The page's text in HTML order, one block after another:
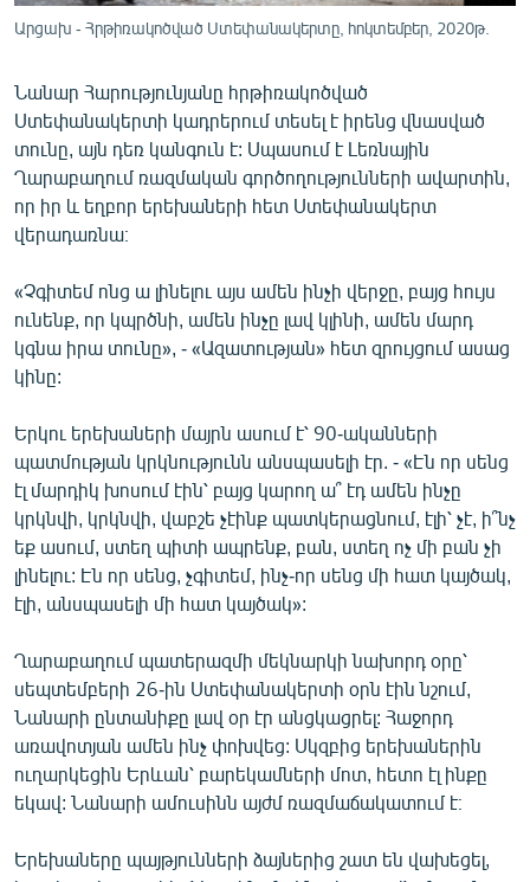
ՏԵՍԱՆՅՈՒԹԵՐ
ԲԱՆԱՎԵՃ
ՁԳՏԵԼՈՎ ԼԱՎԱԳՈՒՅՆԻՆ
ՓՈԴՔԱՍԹ
Հայերեն
English
Русский
ՀԵՏԵՎԵՔ ՄԵԶ
«Ազատության» բոլոր կայքերը
Արցախ - Հրթիռակոծված Ստեփանակերտը, հոկտեմբեր, 2020թ.
Նանար Հարությունյանը հրթիռակոծված
Ստեփանակերտի կադրերում տեսել է իրենց վնասված
տունը, այն դեռ կանգուն է: Սպասում է Լեռնային
Ղարաբաղում ռազմական գործողությունների ավարտին,
որ իր և եղբոր երեխաների հետ Ստեփանակերտ
վերադառնա։
«Չգիտեմ ոնց ա լինելու այս ամեն ինչի վերջը, բայց հույս
ունենք, որ կպրծնի, ամեն ինչը լավ կլինի, ամեն մարդ
կգնա իրա տունը», - «Ազատության» հետ զրույցում ասաց
կինը:
Երկու երեխաների մայրն ասում է՝ 90-ականների
պատմության կրկնությունն անսպասելի էր. - «Էն որ սենց
էլ մարդիկ խոսում էին՝ բայց կարող ա՞ էդ ամեն ինչը
կրկնվի, կրկնվի, վաբշե չէինք պատկերացնում, էլի՝ չէ, ի՞նչ
եք ասում, ստեղ պիտի ապրենք, բան, ստեղ ոչ մի բան չի
լինելու: Էն որ սենց, չգիտեմ, ինչ-որ սենց մի հատ կայծակ,
էլի, անսպասելի մի հատ կայծակ»:
Ղարաբաղում պատերազմի մեկնարկի նախորդ օրը՝
սեպտեմբերի 26-ին Ստեփանակերտի օրն էին նշում,
Նանարի ընտանիքը լավ օր էր անցկացրել: Հաջորդ
առավոտյան ամեն ինչ փոխվեց: Սկզբից երեխաներին
ուղարկեցին Երևան՝ բարեկամների մոտ, հետո էլ ինքը
եկավ: Նանարի ամուսինն այժմ ռազմաճակատում է։
Երեխաները պայթյունների ձայներից շատ են վախեցել,